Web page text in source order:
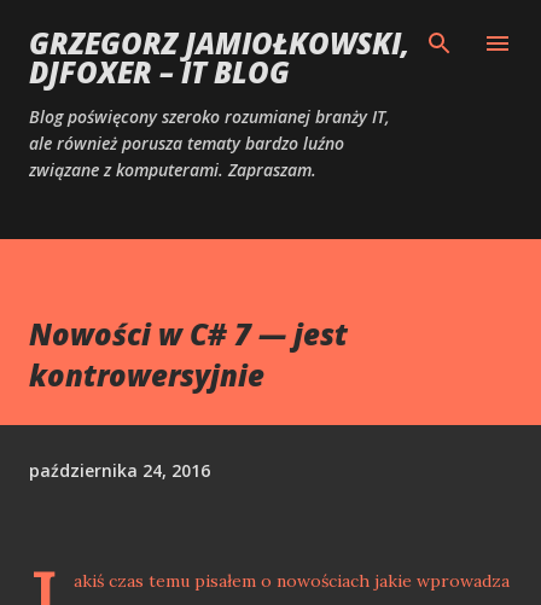
Przejdź do głównej zawartości
GRZEGORZ JAMIOŁKOWSKI,
DJFOXER – IT BLOG
Blog poświęcony szeroko rozumianej branży IT,
ale również porusza tematy bardzo luźno
związane z komputerami. Zapraszam.
Nowości w C# 7 — jest
kontrowersyjnie
października 24, 2016
akiś czas temu pisałem o nowościach jakie wprowadza